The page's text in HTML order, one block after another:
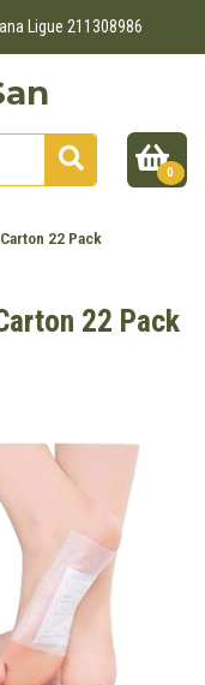
Ligue 211308986
0
22 Pack
22 Pack